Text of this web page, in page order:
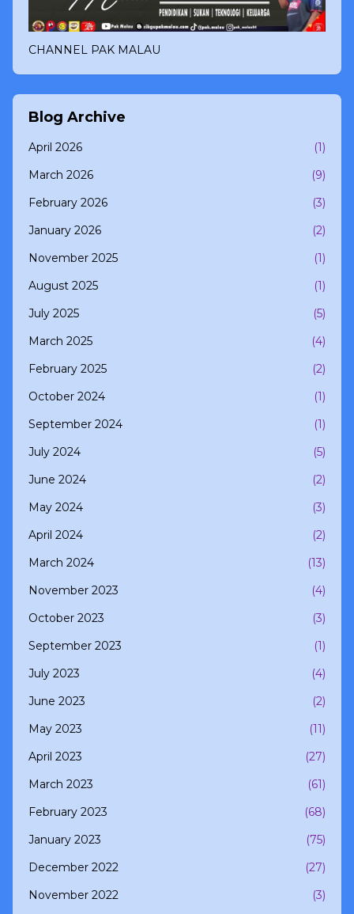
CHANNEL PAK MALAU
Blog Archive
April 2026
(1)
March 2026
(9)
February 2026
(3)
January 2026
(2)
November 2025
(1)
August 2025
(1)
July 2025
(5)
March 2025
(4)
February 2025
(2)
October 2024
(1)
September 2024
(1)
July 2024
(5)
June 2024
(2)
May 2024
(3)
April 2024
(2)
March 2024
(13)
November 2023
(4)
October 2023
(3)
September 2023
(1)
July 2023
(4)
June 2023
(2)
May 2023
(11)
April 2023
(27)
March 2023
(61)
February 2023
(68)
January 2023
(75)
December 2022
(27)
November 2022
(3)